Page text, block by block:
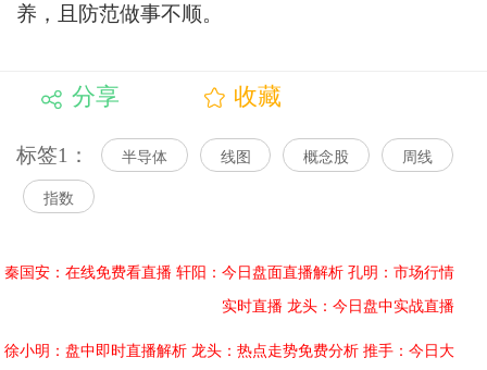
养，且防范做事不顺。
分享 收藏
标签1： 半导体 线图 概念股 周线
指数
秦国安：在线免费看直播 轩阳：今日盘面直播解析 孔明：市场行情
实时直播 龙头：今日盘中实战直播
徐小明：盘中即时直播解析 龙头：热点走势免费分析 推手：今日大